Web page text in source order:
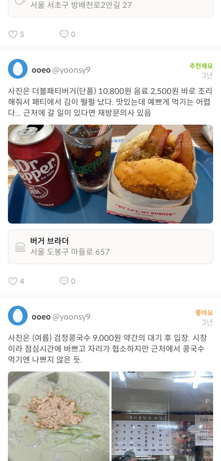
서울 서초구 방배천로2안길 27
5 0
ooeo@yoonsy9 추천해요
3년
사진은 더블패티버거(단품) 10,800원 음료 2,500원 바로 조리
해줘서 패티에서 김이 펄펄 났다. 맛있는데 예쁘게 먹기는 어렵
다... 근처에 갈 일이 있다면 재방문의사 있음
버거 브라더
서울 도봉구 마들로 657
4 0
ooeo@yoonsy9 좋아요
3년
사진은 (여름) 검정콩국수 9,000원 약간의 대기 후 입장. 시장
이라 점심시간에 바쁘고 자리가 협소하지만 근처에서 콩국수
먹기엔 나쁘지 않은 듯.